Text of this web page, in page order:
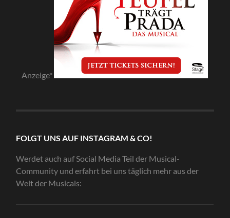
Anzeige*
FOLGT UNS AUF INSTAGRAM & CO!
Werdet auch auf Social Media Teil der Musical-
Community und erfahrt bei uns täglich mehr aus der
Welt der Musicals: